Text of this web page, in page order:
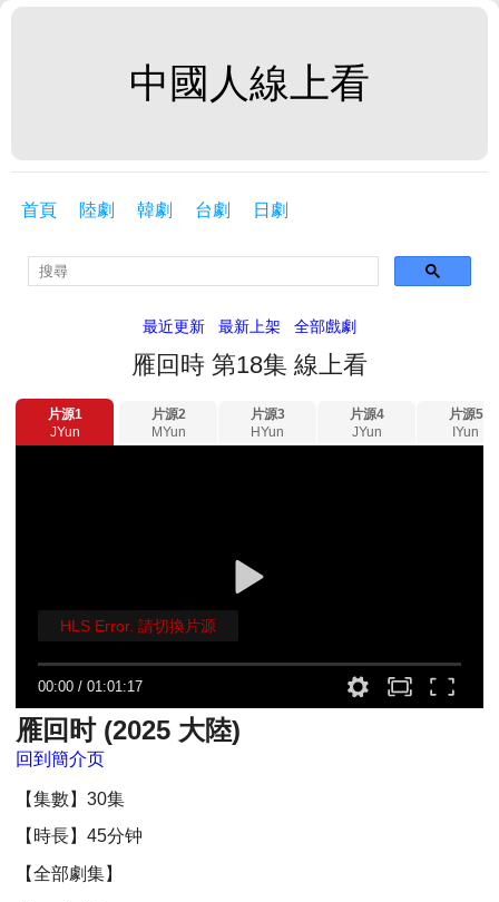
中國人線上看
首頁 陸劇 韓劇 台劇 日劇
最近更新 最新上架 全部戲劇
雁回時 第18集 線上看
片源1
JYun
片源2
MYun
片源3
HYun
片源4
JYun
片源5
IYun
00:00 /01:01:17
HLS Error. 請切換片源
雁回时 (2025 大陸)
回到簡介页
【集數】30集
【時長】45分钟
【全部劇集】